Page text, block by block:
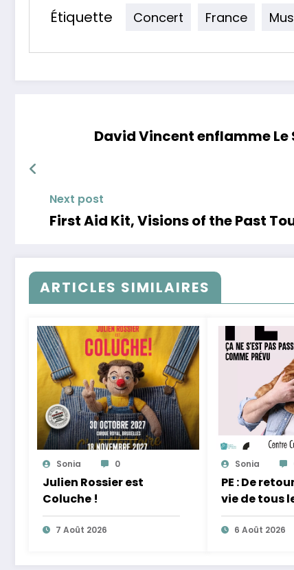
Étiquette Concert France
David Vincent enflamme Le
Next post
First Aid Kit, Visions of the Past
ARTICLES SIMILAIRES
Sonia 0
Julien Rossier est
Coluche !
7 Août 2026
Sonia
PE : De
vie de tous
équilibre
6 Août 2026